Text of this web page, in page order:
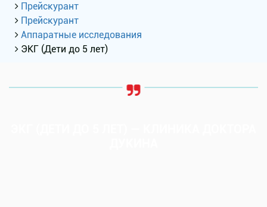
Прейскурант
Прейскурант
Аппаратные исследования
ЭКГ (Дети до 5 лет)